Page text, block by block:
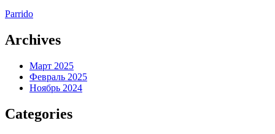
Parrido
Archives
Март 2025
Февраль 2025
Ноябрь 2024
Categories